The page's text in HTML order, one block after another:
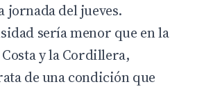
jornada del jueves.
sería menor que en la
y la Cordillera,
de una condición que